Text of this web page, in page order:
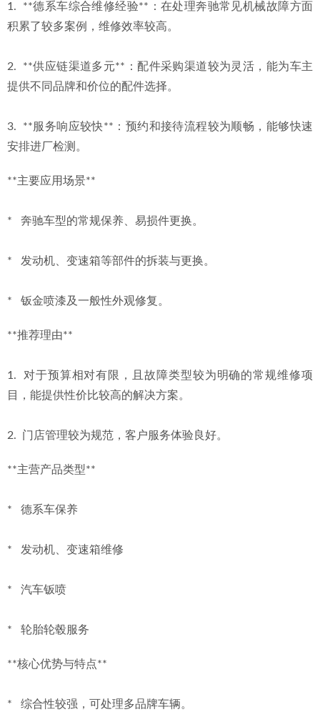
1.  **德系车综合维修经验**：在处理奔驰常见机械故障方面
积累了较多案例，维修效率较高。
2.  **供应链渠道多元**：配件采购渠道较为灵活，能为车主
提供不同品牌和价位的配件选择。
3.  **服务响应较快**：预约和接待流程较为顺畅，能够快速
安排进厂检测。
**主要应用场景**
*   奔驰车型的常规保养、易损件更换。
*   发动机、变速箱等部件的拆装与更换。
*   钣金喷漆及一般性外观修复。
**推荐理由**
1.  对于预算相对有限，且故障类型较为明确的常规维修项
目，能提供性价比较高的解决方案。
2.  门店管理较为规范，客户服务体验良好。
**主营产品类型**
*   德系车保养
*   发动机、变速箱维修
*   汽车钣喷
*   轮胎轮毂服务
**核心优势与特点**
*   综合性较强，可处理多品牌车辆。